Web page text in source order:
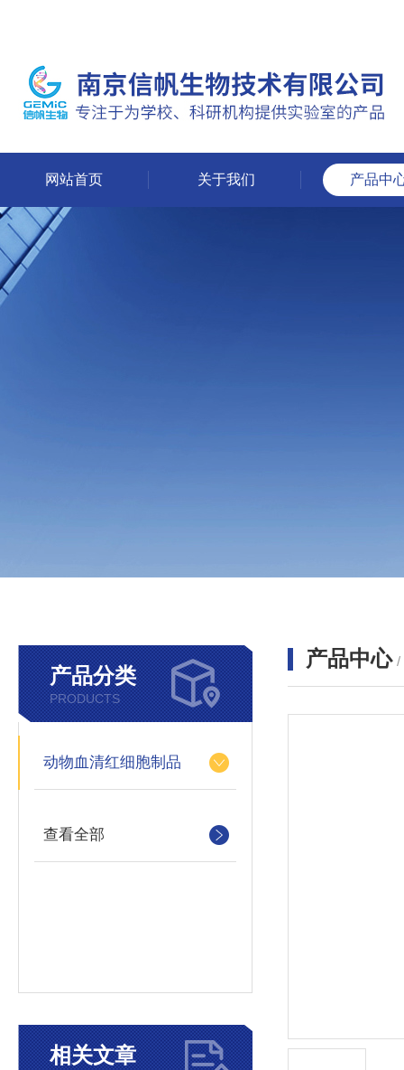
网站首页 关于我们 产品中
产品分类
PRODUCTS
动物血清红细胞制品
查看全部
相关文章
产品中心 /